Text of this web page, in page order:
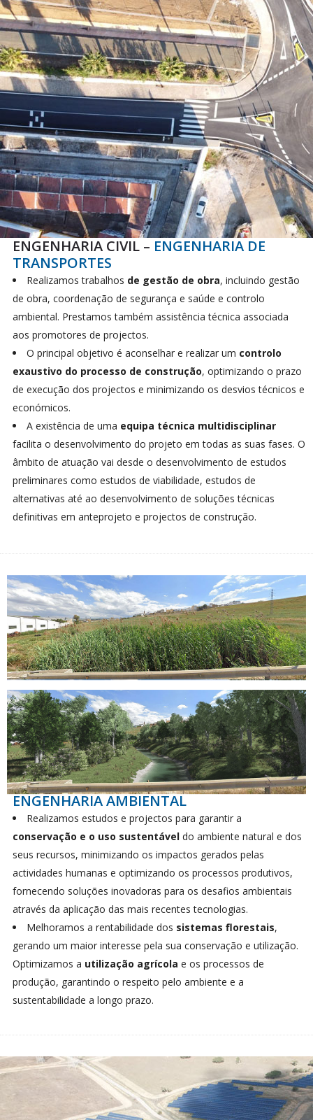
ENGENHARIA CIVIL – ENGENHARIA DE
TRANSPORTES
Realizamos trabalhos de gestão de obra, incluindo gestão
de obra, coordenação de segurança e saúde e controlo
ambiental. Prestamos também assistência técnica associada
aos promotores de projectos.
O principal objetivo é aconselhar e realizar um controlo
exaustivo do processo de construção, optimizando o prazo
de execução dos projectos e minimizando os desvios técnicos e
económicos.
A existência de uma equipa técnica multidisciplinar
facilita o desenvolvimento do projeto em todas as suas fases. O
âmbito de atuação vai desde o desenvolvimento de estudos
preliminares como estudos de viabilidade, estudos de
alternativas até ao desenvolvimento de soluções técnicas
definitivas em anteprojeto e projectos de construção.
ENGENHARIA AMBIENTAL
Realizamos estudos e projectos para garantir a
conservação e o uso sustentáveldo ambiente natural e dos
seus recursos, minimizando os impactos gerados pelas
actividades humanas e optimizando os processos produtivos,
fornecendo soluções inovadoras para os desafios ambientais
através da aplicação das mais recentes tecnologias.
Melhoramos a rentabilidade dos sistemas florestais,
gerando um maior interesse pela sua conservação e utilização.
Optimizamos a utilização agrícola e os processos de
produção, garantindo o respeito pelo ambiente e a
sustentabilidade a longo prazo.